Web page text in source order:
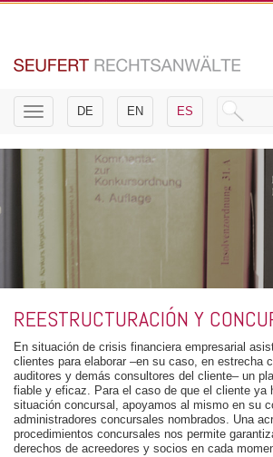
Toggle
navigation
DE EN ES
REESTRUCTURACIÓN Y
En situación de crisis financiera empresarial
clientes para elaborar –en su caso, en estrecha
auditores y demás consultores del cliente– un
fiable y eficaz. Para el caso de que el cliente ya
situación concursal, apoyamos al mismo en su
administradores concursales nombrados. Una
procedimientos concursales nos permite
derechos de acreedores y socios en cada